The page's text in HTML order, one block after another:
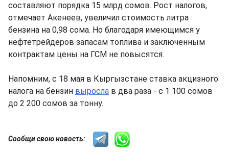
составляют порядка 15 млрд сомов. Рост налогов,
отмечает Акенеев, увеличил стоимость литра
бензина на 0,98 сома. Но благодаря имеющимся у
нефтетрейдеров запасам топлива и заключенным
контрактам цены на ГСМ не повысятся.
Напомним, с 18 мая в Кыргызстане ставка акцизного
налога на бензин выросла в два раза - с 1 100 сомов
до 2 200 сомов за тонну.
Сообщи свою новость: